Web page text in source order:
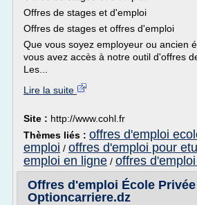
Offres de stages et d'emploi
Offres de stages et offres d'emploi
Que vous soyez employeur ou ancien
vous avez accès à notre outil d'offres
Les...
Lire la suite
Site : http://www.cohl.fr
Thèmes liés : offres d'emploi
emploi / offres d'emploi pour
emploi en ligne / offres
Offres d'emploi École Privée
Optioncarriere.dz